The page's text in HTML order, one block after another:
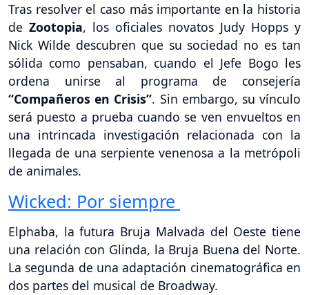
Tras resolver el caso más importante en la historia
de Zootopia, los oficiales novatos Judy Hopps y
Nick Wilde descubren que su sociedad no es tan
sólida como pensaban, cuando el Jefe Bogo les
ordena unirse al programa de consejería
“Compañeros en Crisis”. Sin embargo, su vínculo
será puesto a prueba cuando se ven envueltos en
una intrincada investigación relacionada con la
llegada de una serpiente venenosa a la metrópoli
de animales.
Wicked: Por siempre
Elphaba, la futura Bruja Malvada del Oeste tiene
una relación con Glinda, la Bruja Buena del Norte.
La segunda de una adaptación cinematográfica en
dos partes del musical de Broadway.